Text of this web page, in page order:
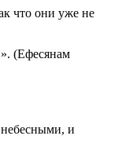
что они уже не
(Ефесянам
и